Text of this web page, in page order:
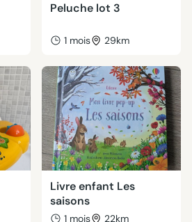
Peluche lot 3
1 mois 29km
Livre enfant Les
saisons
1 mois 22km